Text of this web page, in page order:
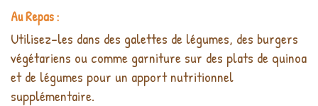
Au Repas :
Utilisez-les dans des galettes de légumes, des burgers
végétariens ou comme garniture sur des plats de quinoa
et de légumes pour un apport nutritionnel
supplémentaire.